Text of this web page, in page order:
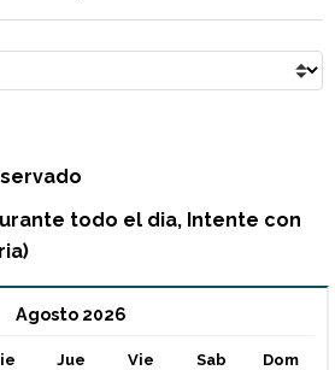
todo el dia, Intente con
Agosto 2026
Jue Vie Sab Dom